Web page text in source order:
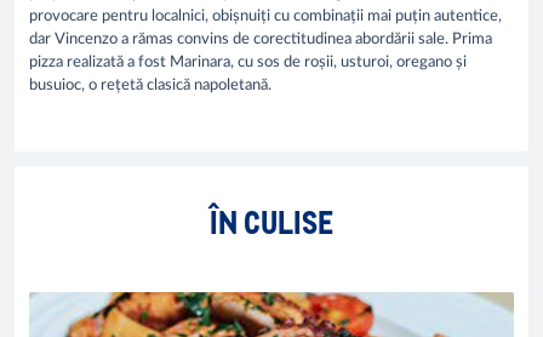
provocare pentru localnici, obișnuiți cu combinații mai puțin autentice,
dar Vincenzo a rămas convins de corectitudinea abordării sale. Prima
pizza realizată a fost Marinara, cu sos de roșii, usturoi, oregano și
busuioc, o rețetă clasică napoletană.
ÎN CULISE